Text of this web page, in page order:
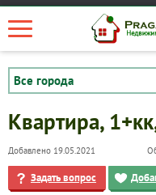
Квартира,
Добавлено 19.05.2021
Задать вопрос